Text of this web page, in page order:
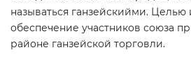
называться ганзейскийми.
обеспечение участников союза
районе ганзейской торговли.